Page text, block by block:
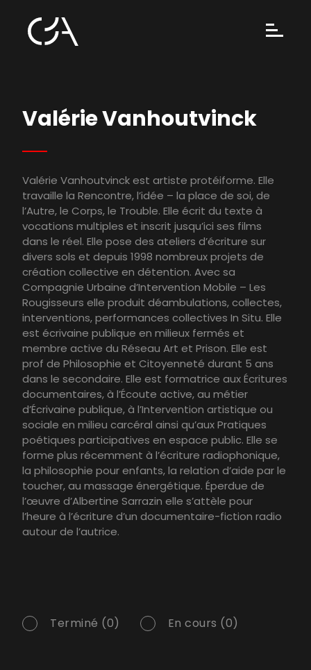
Valérie Vanhoutvinck
Valérie Vanhoutvinck est artiste protéiforme. Elle
travaille la Rencontre, l’idée – la place de soi, de
l’Autre, le Corps, le Trouble. Elle écrit du texte à
vocations multiples et inscrit jusqu’ici ses films
dans le réel. Elle pose des ateliers d’écriture sur
divers sols et depuis 1998 nombreux projets de
création collective en détention. Avec sa
Compagnie Urbaine d’Intervention Mobile – Les
Rougisseurs elle produit déambulations, collectes,
interventions, performances collectives In Situ. Elle
est écrivaine publique en milieux fermés et
membre active du Réseau Art et Prison. Elle est
prof de Philosophie et Citoyenneté durant 5 ans
dans le secondaire. Elle est formatrice aux Écritures
documentaires, à l’Écoute active, au métier
d’Écrivaine publique, à l’Intervention artistique ou
sociale en milieu carcéral ainsi qu’aux Pratiques
poétiques participatives en espace public. Elle se
forme plus récemment à l’écriture radiophonique,
la philosophie pour enfants, la relation d’aide par le
toucher, au massage énergétique. Éperdue de
l’œuvre d’Albertine Sarrazin elle s’attèle pour
l’heure à l’écriture d’un documentaire-fiction radio
autour de l’autrice.
Terminé (0) En cours (0)